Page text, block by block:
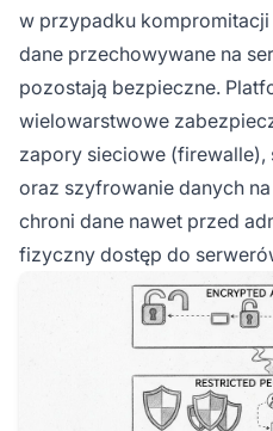
w przypadku
dane przechowywane na
pozostają bezpieczne.
wielowarstwowe
zapory sieciowe (firewalle),
oraz szyfrowanie danych
chroni dane nawet przed
fizyczny dostęp do